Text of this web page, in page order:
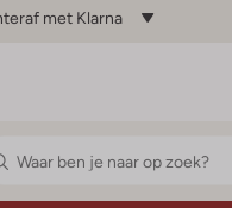
met Klarna